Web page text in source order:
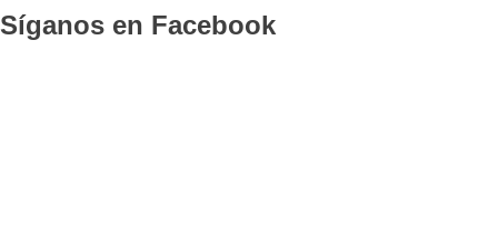
Síganos en Facebook